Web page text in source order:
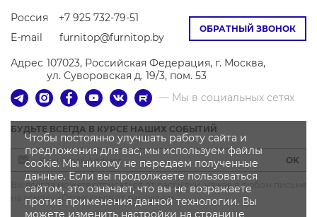
ОБРАТНЫЙ ЗВОНОК
Россия
+7 925 732-79-51
E-mail
furnitop@furnitop.by
Адрес 107023, Российская Федерация, г. Москва,
ул. Суворовская д. 19/3, пом. 53
— Мы в социальных сетях
БУДЬТЕ ВСЕГДА В КУРСЕ НАШИХ СОБЫТИЙ
OK
Вы всегда можете отписаться от рассылки, нажав в любом письме
на ссылку «Отписаться от рассылки»
Чтобы постоянно улучшать работу сайта и
предложения для вас, мы используем файлы
cookie. Мы никому не передаем полученные
данные. Если вы продолжаете пользоваться
сайтом, это означает, что вы не возражаете
против применения данной технологии. Вы
можете изменить настройки на странице